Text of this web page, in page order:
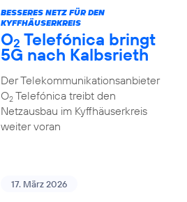
BESSERES NETZ FÜR DEN
KYFFHÄUSERKREIS
O2 Telefónica bringt
5G nach Kalbsrieth
Der Telekommunikationsanbieter
O2Telefónica treibt den
Netzausbau im Kyffhäuserkreis
weiter voran
17. März 2026